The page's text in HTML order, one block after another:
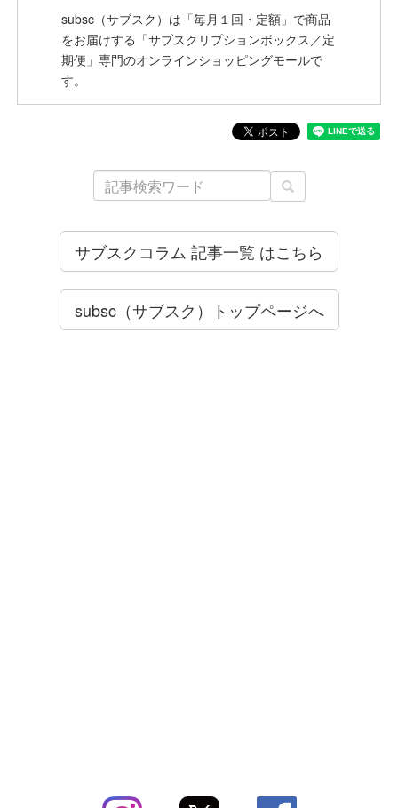
subsc（サブスク）は「毎月１回・定額」で商品
をお届けする「サブスクリプションボックス／定
期便」専門のオンラインショッピングモールで
す。
サブスクコラム 記事一覧 はこちら
subsc（サブスク）トップページへ